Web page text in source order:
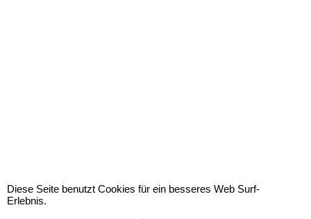
angelehnt an French Lavendel,
Diese Seite benutzt Cookies für ein besseres Web Surf-
Erlebnis.